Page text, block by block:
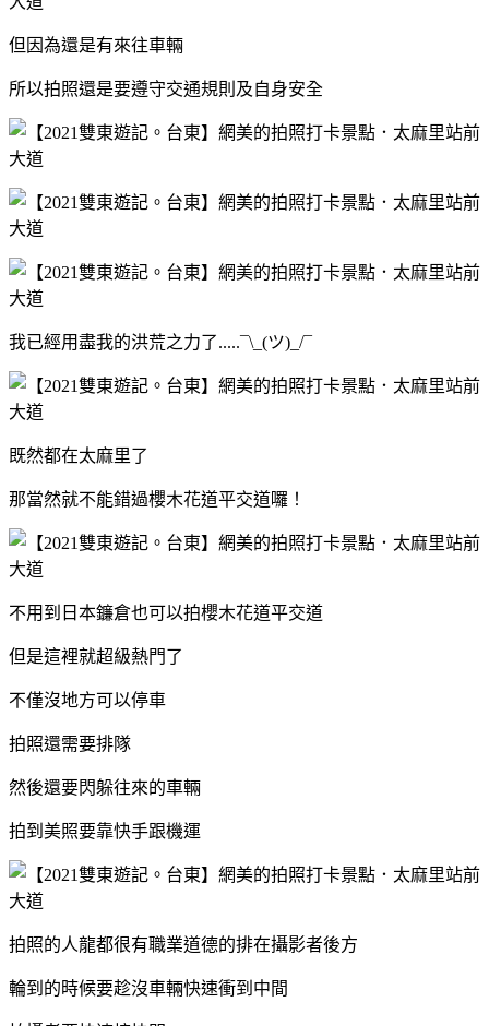
但因為還是有來往車輛
所以拍照還是要遵守交通規則及自身安全
我已經用盡我的洪荒之力了.....¯\_(ツ)_/¯
既然都在太麻里了
那當然就不能錯過櫻木花道平交道囉！
不用到日本鐮倉也可以拍櫻木花道平交道
但是這裡就超級熱門了
不僅沒地方可以停車
拍照還需要排隊
然後還要閃躲往來的車輛
拍到美照要靠快手跟機運
拍照的人龍都很有職業道德的排在攝影者後方
輪到的時候要趁沒車輛快速衝到中間